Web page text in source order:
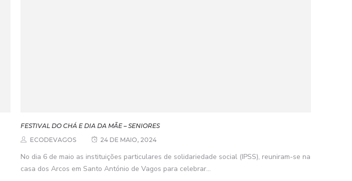
FESTIVAL DO CHÁ E DIA DA MÃE – SENIORES
ECODEVAGOS
24 DE MAIO, 2024
No dia 6 de maio as instituições particulares de solidariedade social (IPSS), reuniram-se na
casa dos Arcos em Santo António de Vagos para celebrar...